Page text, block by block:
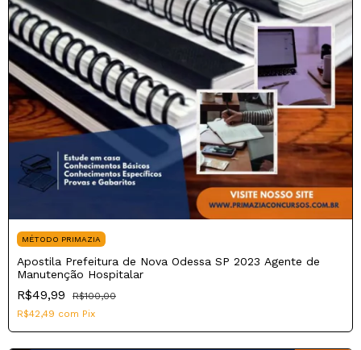
MÉTODO PRIMAZIA
Apostila Prefeitura de Nova Odessa SP 2023 Agente de
Manutenção Hospitalar
R$49,99
R$100,00
R$42,49 com Pix